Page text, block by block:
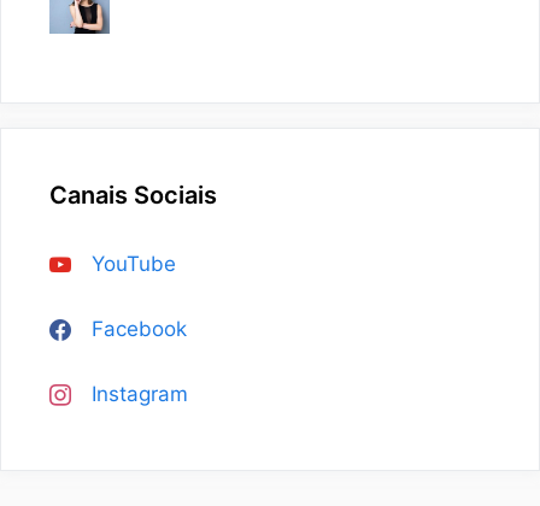
Canais Sociais
YouTube
Facebook
Instagram